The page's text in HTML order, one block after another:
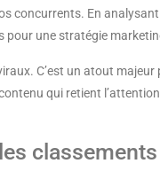
concurrents. En
pour une stratégie
C’est un atout majeur
qui retient
classements